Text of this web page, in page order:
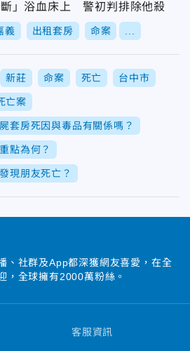
」浴血床上 警初判排除他殺
義 出租套房 命案
新莊 命案 死亡 台中市
亡案
套房死因與毒品有關係嗎？
點為何？
現朋友死亡？
、社群及App都深獲網友喜愛，在全
，全球擁有2000萬粉絲。
客服資訊